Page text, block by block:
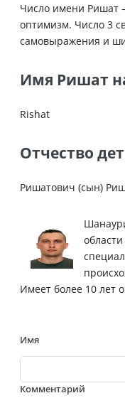
Число имени Ришат
оптимизм. Число 3
самовыражения и
Имя Ришат
Rishat
Отчество
Ришатович (сын)
Имеет более 10 лет
Имя
Комментарий